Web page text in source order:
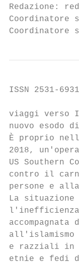
Redazione:
Coordinatore
Coordinatore
ISSN 2531-6931
viaggi verso
nuovo esodo
È proprio
2018,
US Southern
contro il
persone e
La
e razziali in
etnie e fedi